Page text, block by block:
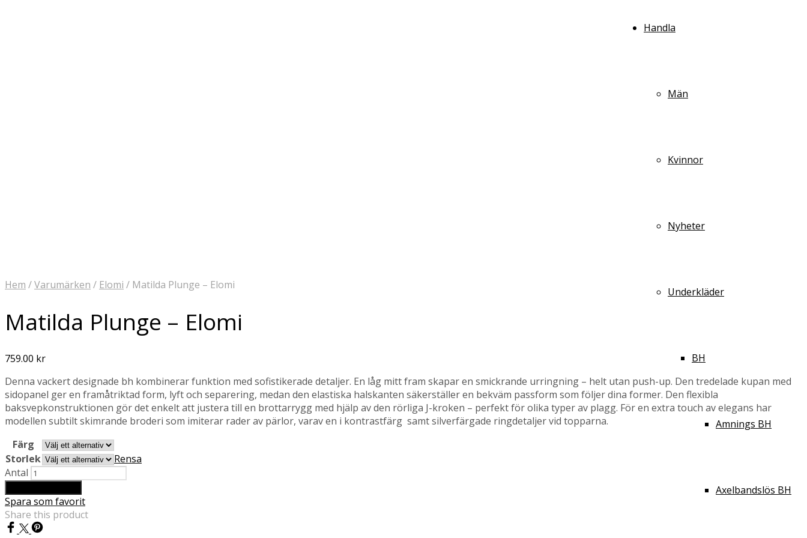
Handla
Män
Kvinnor
Nyheter
Underkläder
BH
Amnings BH
Axelbandslös BH
Hem /Varumärken / Elomi / Matilda Plunge – Elomi
Matilda Plunge – Elomi
759.00 kr
Denna vackert designade bh kombinerar funktion med sofistikerade detaljer. En låg mitt fram skapar en smickrande urringning – helt utan push-up. Den tredelade kupan med
sidopanel ger en framåtriktad form, lyft och separering, medan den elastiska halskanten säkerställer en bekväm passform som följer dina former. Den flexibla
baksvepkonstruktionen gör det enkelt att justera till en brottarrygg med hjälp av den rörliga J-kroken – perfekt för olika typer av plagg. För en extra touch av elegans har
modellen subtilt skimrande broderi som imiterar rader av pärlor, varav en i kontrastfärg samt silverfärgade ringdetaljer vid topparna.
Färg
Storlek
Rensa
Antal
Spara som favorit
Share this product